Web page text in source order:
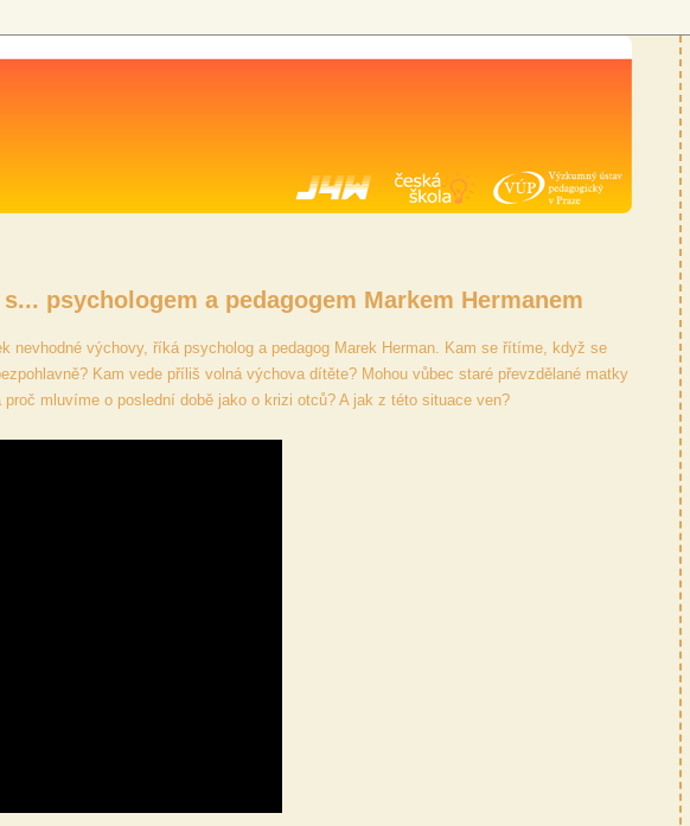
psychologem a pedagogem Markem Hermanem
nevhodné výchovy, říká psycholog a pedagog Marek Herman. Kam se řítíme, když se
Kam vede příliš volná výchova dítěte? Mohou vůbec staré převzdělané matky
mluvíme o poslední době jako o krizi otců? A jak z této situace ven?